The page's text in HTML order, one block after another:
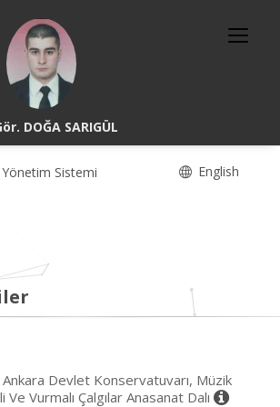
DOĞA SARIGÜL
Sistemi English
Ankara Devlet Konservatuvarı, Müzik
Vurmalı Çalgılar Anasanat Dalı